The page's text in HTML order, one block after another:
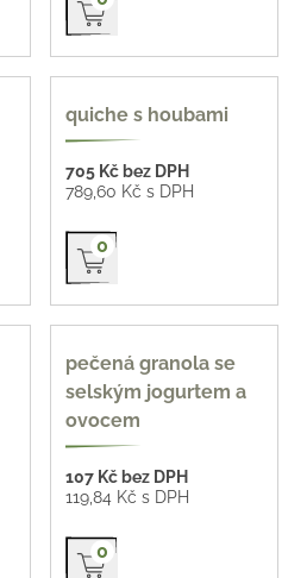
quiche s houbami
705 Kč bez DPH
789,60 Kč s DPH
Přidat do košíku
0
400 ml
pečená granola se
selským jogurtem a
ovocem
107 Kč bez DPH
119,84 Kč s DPH
Přidat do košíku
0